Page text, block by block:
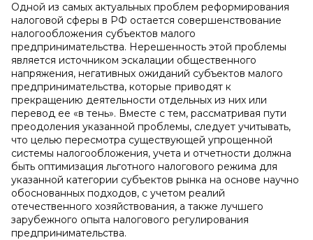
Одной из самых актуальных проблем реформирования
налоговой сферы в РФ остается совершенствование
налогообложения субъектов малого
предпринимательства. Нерешенность этой проблемы
является источником эскалации общественного
напряжения, негативных ожиданий субъектов малого
предпринимательства, которые приводят к
прекращению деятельности отдельных из них или
перевод ее «в тень». Вместе с тем, рассматривая пути
преодоления указанной проблемы, следует учитывать,
что целью пересмотра существующей упрощенной
системы налогообложения, учета и отчетности должна
быть оптимизация льготного налогового режима для
указанной категории субъектов рынка на основе научно
обоснованных подходов, с учетом реалий
отечественного хозяйствования, а также лучшего
зарубежного опыта налогового регулирования
предпринимательства.